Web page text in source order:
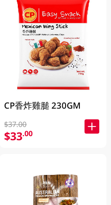
CP香炸雞膇 230GM
$37.00
$33.00